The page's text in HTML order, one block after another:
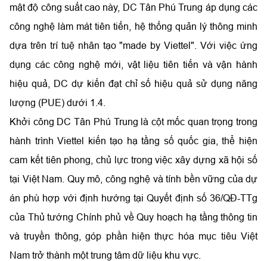
mật độ công suất cao này, DC Tân Phú Trung áp dụng các
công nghệ làm mát tiên tiến, hệ thống quản lý thông minh
dựa trên trí tuệ nhân tạo "made by Viettel". Với việc ứng
dụng các công nghệ mới, vật liệu tiên tiến và vận hành
hiệu quả, DC dự kiến đạt chỉ số hiệu quả sử dụng năng
lượng (PUE) dưới 1.4.
Khởi công DC Tân Phú Trung là cột mốc quan trọng trong
hành trình Viettel kiến tạo hạ tầng số quốc gia, thể hiện
cam kết tiên phong, chủ lực trong việc xây dựng xã hội số
tại Việt Nam. Quy mô, công nghệ và tính bền vững của dự
án phù hợp với định hướng tại Quyết định số 36/QĐ-TTg
của Thủ tướng Chính phủ về Quy hoạch hạ tầng thông tin
và truyền thông, góp phần hiện thực hóa mục tiêu Việt
Nam trở thành một trung tâm dữ liệu khu vực.